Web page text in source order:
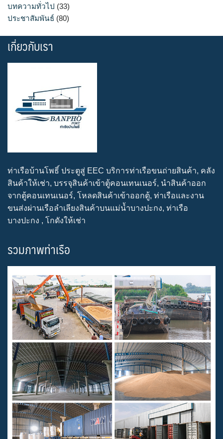
บทความทั่วไป (33)
ประชาสัมพันธ์ (80)
เกี่ยวกับเรา
ท่าเรือบ้านโพธิ์ ประตูสู่ EEC บริการท่าเรือขนถ่ายสินค้า, คลัง
สินค้าให้เช่า, บรรจุสินค้าเข้าตู้คอนเทนเนอร์, นำสินค้าออก
จากตู้คอนเทนเนอร์, โหลดสินค้าเข้าออกตู้, ท่าเรือและงาน
ขนส่งผ่านเรือลำเลียงสินค้าบนแม่น้ำบางปะกง, ท่าเรือ
บางปะกง , โกดังให้เช่า
รวมภาพท่าเรือ